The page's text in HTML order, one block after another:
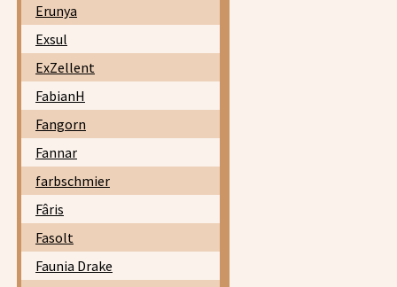
Erunya
Exsul
ExZellent
FabianH
Fangorn
Fannar
farbschmier
Fâris
Fasolt
Faunia Drake